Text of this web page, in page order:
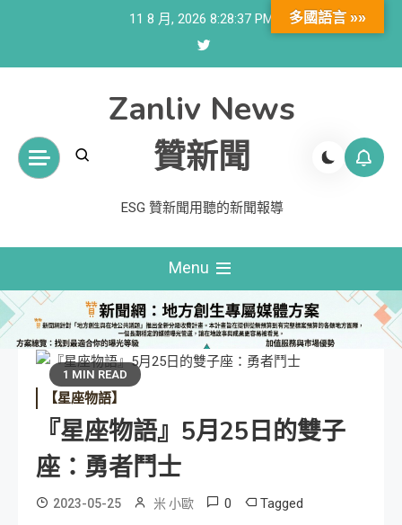
11 8 月, 2026 8:28:38 PM
Zanliv News
贊新聞
ESG 贊新聞用聽的新聞報導
Menu
1 MIN READ
【星座物語】
『星座物語』5月25日的雙子
座：勇者鬥士
2023-05-25 米 小歐 0 Tagged
多國語言 »»